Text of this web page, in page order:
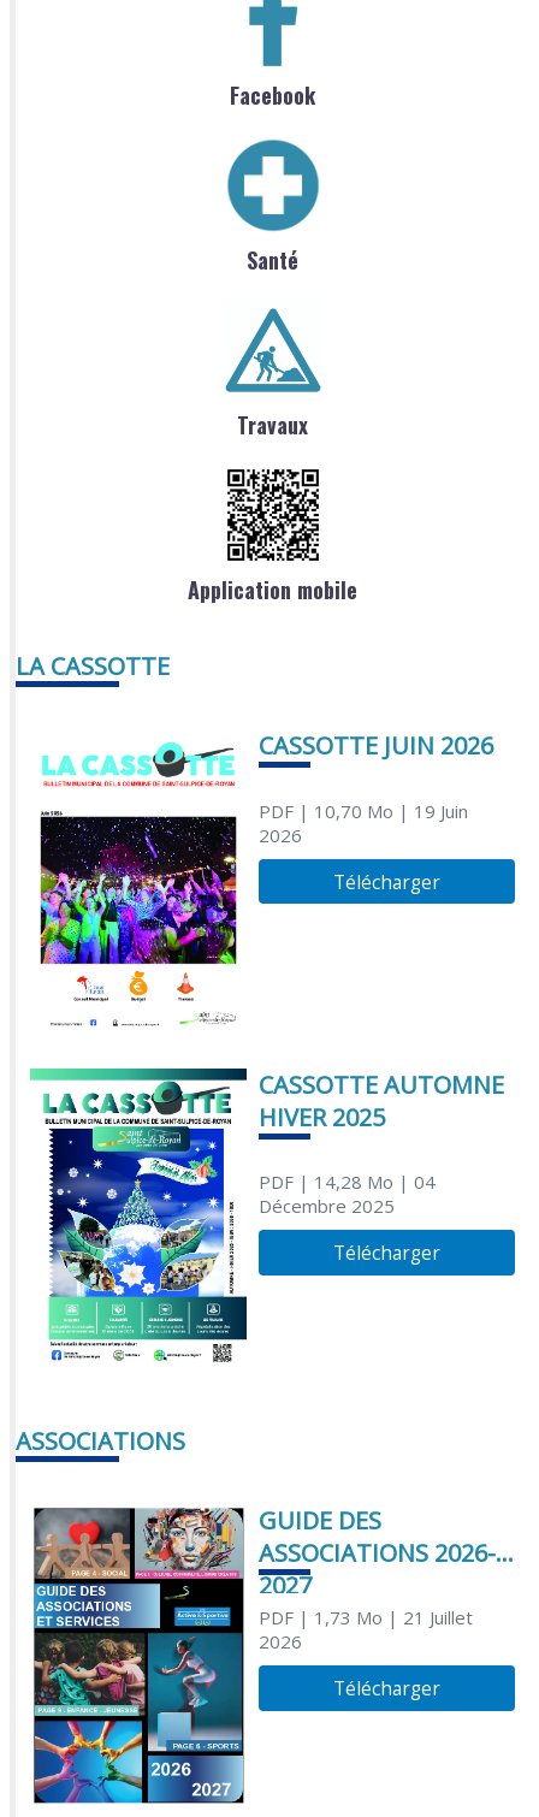
Facebook
Santé
Travaux
Application mobile
LA CASSOTTE
CASSOTTE JUIN 2026
PDF| 10,70 Mo | 19 Juin
2026
Télécharger
CASSOTTE AUTOMNE
HIVER 2025
PDF| 14,28 Mo | 04
Décembre 2025
Télécharger
ASSOCIATIONS
GUIDE DES
ASSOCIATIONS 2026-
2027
PDF| 1,73 Mo | 21 Juillet
2026
Télécharger